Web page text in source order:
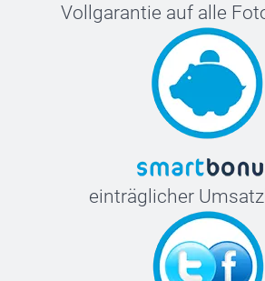
Vollgarantie auf alle
einträglicher